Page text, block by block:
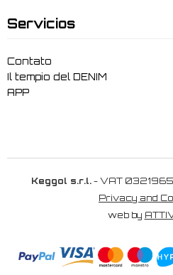
Servicios
Contato
Il tempio del DENIM
APP
Keggol s.r.l.- VAT
Privacy and
web by